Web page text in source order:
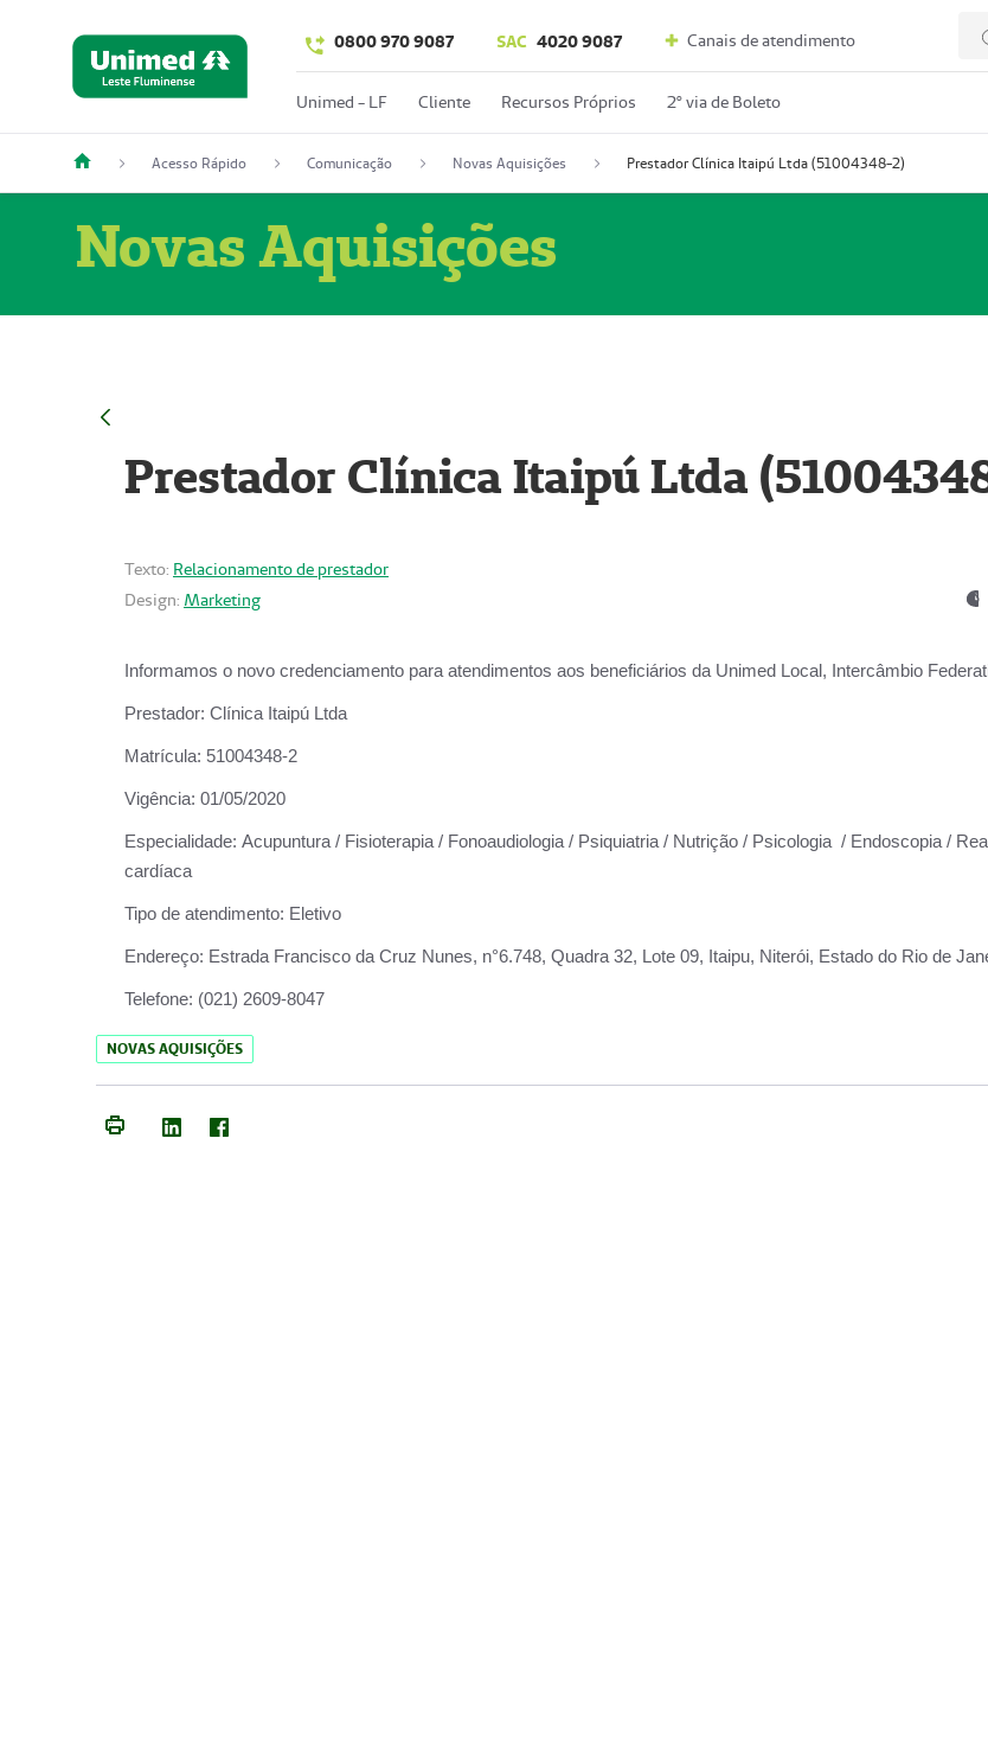
0800 970 9087 SAC 4020 9087 Canais de atendimento
Unimed - LF Cliente Recursos Próprios 2º via de Boleto
Acesso Rápido Comunicação Novas Aquisições Prestador Clínica Itaipú Ltda (51004348-2)
Novas Aquisições
Prestador Clínica Itaipú Ltda
Texto: Relacionamento de prestador
Design: Marketing
Informamos o novo credenciamento para atendimentos aos beneficiários da Unimed Local, Intercâmbio
Prestador: Clínica Itaipú Ltda
Matrícula: 51004348-2
Vigência: 01/05/2020
Especialidade: Acupuntura / Fisioterapia / Fonoaudiologia / Psiquiatria / Nutrição / Psicologia / Endoscopia /
cardíaca
Tipo de atendimento: Eletivo
Endereço: Estrada Francisco da Cruz Nunes, n°6.748, Quadra 32, Lote 09, Itaipu, Niterói, Estado do Rio de
Telefone: (021) 2609-8047
NOVAS AQUISIÇÕES